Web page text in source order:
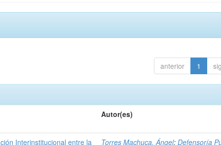
anterior 1
Autor(es)
Interinstitucional entre la Torres Machuca, Ángel;Defensoría